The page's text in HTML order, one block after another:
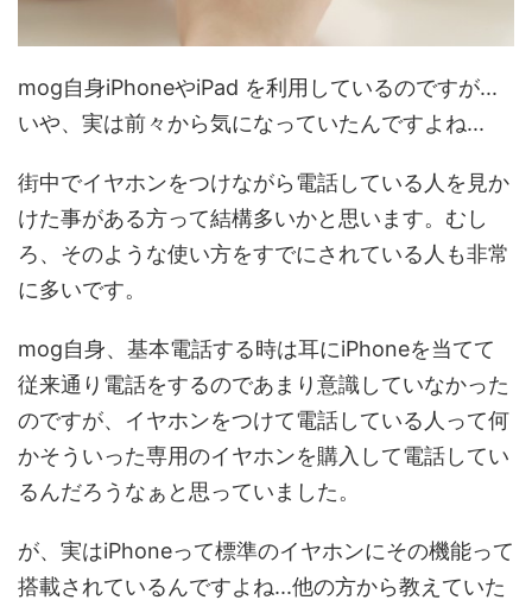
mog自身iPhoneやiPad を利用しているのですが...
いや、実は前々から気になっていたんですよね...
街中でイヤホンをつけながら電話している人を見か
けた事がある方って結構多いかと思います。むし
ろ、そのような使い方をすでにされている人も非常
に多いです。
mog自身、基本電話する時は耳にiPhoneを当てて
従来通り電話をするのであまり意識していなかった
のですが、イヤホンをつけて電話している人って何
かそういった専用のイヤホンを購入して電話してい
るんだろうなぁと思っていました。
が、実はiPhoneって標準のイヤホンにその機能って
搭載されているんですよね...他の方から教えていた